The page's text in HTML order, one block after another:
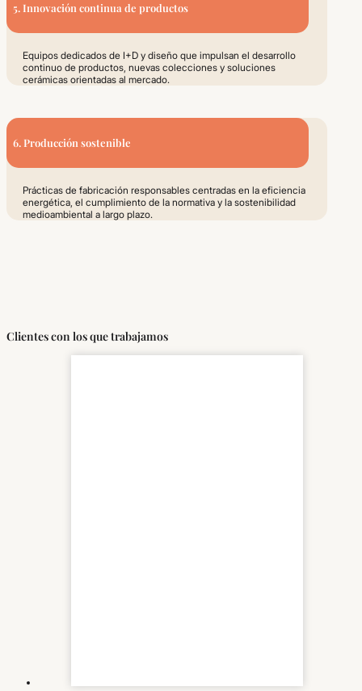
5. Innovación continua de productos
Equipos dedicados de I+D y diseño que impulsan el desarrollo
continuo de productos, nuevas colecciones y soluciones
cerámicas orientadas al mercado.
6. Producción sostenible
Prácticas de fabricación responsables centradas en la eficiencia
energética, el cumplimiento de la normativa y la sostenibilidad
medioambiental a largo plazo.
Clientes con los que trabajamos